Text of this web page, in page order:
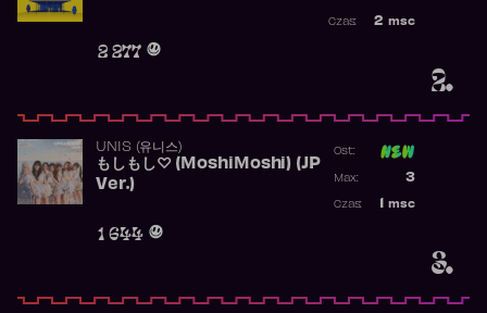
2.
2 277
2 msc
Czas:
3.
UNIS (유니스)
もしもし♡ (MoshiMoshi) (JP
Ver.)
1 644
Ost:
3
Max:
msc
Czas: